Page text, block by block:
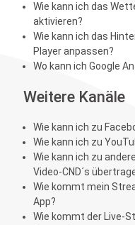
Wie kann ich das
aktivieren?
Wie kann ich das
Player anpassen?
Wo kann ich Google
Weitere Kanäle
Wie kann ich zu
Wie kann ich zu
Wie kann ich zu
Video-CND´s
Wie kommt mein
App?
Wie kommt der Live-